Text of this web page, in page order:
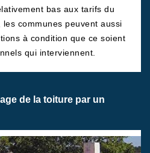
bas aux tarifs du
communes peuvent aussi
à condition que ce soient
qui interviennent.
de la toiture par un